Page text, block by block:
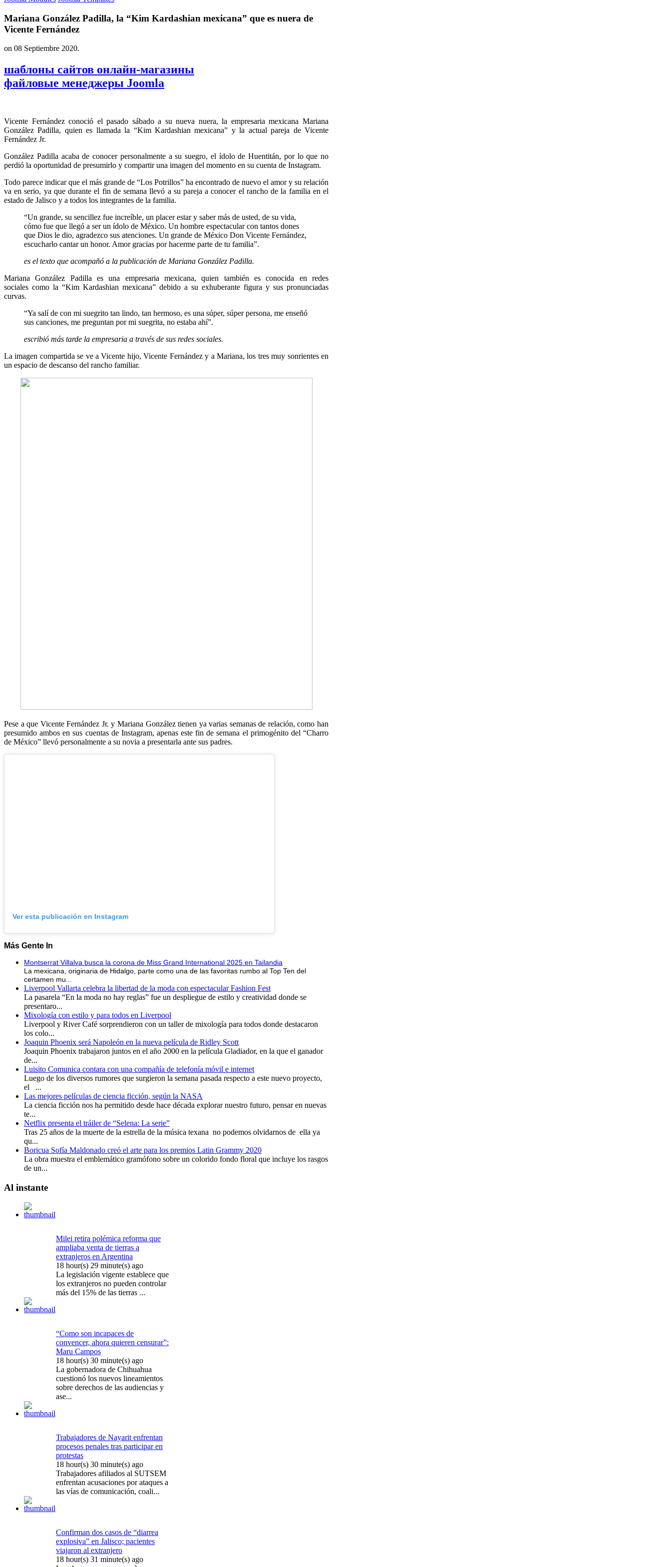
Mariana González Padilla, la “Kim Kardashian mexicana” que es nuera de
Vicente Fernández
on 08 Septiembre 2020.
шаблоны сайтов онлайн-магазины
файловые менеджеры Joomla
Vicente Fernández conoció el pasado sábado a su nueva nuera, la empresaria mexicana Mariana
González Padilla, quien es llamada la “Kim Kardashian mexicana” y la actual pareja de Vicente
Fernández Jr.
González Padilla acaba de conocer personalmente a su suegro, el ídolo de Huentitán, por lo que no
perdió la oportunidad de presumirlo y compartir una imagen del momento en su cuenta de Instagram.
Todo parece indicar que el más grande de “Los Potrillos” ha encontrado de nuevo el amor y su relación
va en serio, ya que durante el fin de semana llevó a su pareja a conocer el rancho de la familia en el
estado de Jalisco y a todos los integrantes de la familia.
“Un grande, su sencillez fue increíble, un placer estar y saber más de usted, de su vida,
cómo fue que llegó a ser un ídolo de México. Un hombre espectacular con tantos dones
que Dios le dio, agradezco sus atenciones. Un grande de México Don Vicente Fernández,
escucharlo cantar un honor. Amor gracias por hacerme parte de tu familia”.
es el texto que acompañó a la publicación de Mariana González Padilla.
Mariana González Padilla es una empresaria mexicana, quien también es conocida en redes
sociales como la “Kim Kardashian mexicana” debido a su exhuberante figura y sus pronunciadas
curvas.
“Ya salí de con mi suegrito tan lindo, tan hermoso, es una súper, súper persona, me enseñó
sus canciones, me preguntan por mi suegrita, no estaba ahí”.
escribió más tarde la empresaria a través de sus redes sociales.
La imagen compartida se ve a Vicente hijo, Vicente Fernández y a Mariana, los tres muy sonrientes en
un espacio de descanso del rancho familiar.
Pese a que Vicente Fernández Jr. y Mariana González tienen ya varias semanas de relación, como han
presumido ambos en sus cuentas de Instagram, apenas este fin de semana el primogénito del “Charro
de México” llevó personalmente a su novia a presentarla ante sus padres.
Ver esta publicación en Instagram
Más Gente In
Montserrat Villalva busca la corona de Miss Grand International 2025 en Tailandia
La mexicana, originaria de Hidalgo, parte como una de las favoritas rumbo al Top Ten del
certamen mu...
Liverpool Vallarta celebra la libertad de la moda con espectacular Fashion Fest
La pasarela “En la moda no hay reglas” fue un despliegue de estilo y creatividad donde se
presentaro...
Mixología con estilo y para todos en Liverpool
Liverpool y River Café sorprendieron con un taller de mixología para todos donde destacaron
los colo...
Joaquin Phoenix será Napoleón en la nueva película de Ridley Scott
Joaquin Phoenix trabajaron juntos en el año 2000 en la película Gladiador, en la que el ganador
de...
Luisito Comunica contara con una compañía de telefonía móvil e internet
Luego de los diversos rumores que surgieron la semana pasada respecto a este nuevo proyecto,
el ...
Las mejores películas de ciencia ficción, según la NASA
La ciencia ficción nos ha permitido desde hace década explorar nuestro futuro, pensar en nuevas
te...
Netflix presenta el tráiler de “Selena: La serie”
Tras 25 años de la muerte de la estrella de la música texana no podemos olvidarnos de ella ya
qu...
Boricua Sofía Maldonado creó el arte para los premios Latin Grammy 2020
La obra muestra el emblemático gramófono sobre un colorido fondo floral que incluye los rasgos
de un...
Al instante
Milei retira polémica reforma que
ampliaba venta de tierras a
extranjeros en Argentina
18 hour(s) 29 minute(s) ago
La legislación vigente establece que
los extranjeros no pueden controlar
más del 15% de las tierras ...
“Como son incapaces de
convencer, ahora quieren censurar”:
Maru Campos
18 hour(s) 30 minute(s) ago
La gobernadora de Chihuahua
cuestionó los nuevos lineamientos
sobre derechos de las audiencias y
ase...
Trabajadores de Nayarit enfrentan
procesos penales tras participar en
protestas
18 hour(s) 30 minute(s) ago
Trabajadores afiliados al SUTSEM
enfrentan acusaciones por ataques a
las vías de comunicación, coali...
Confirman dos casos de “diarrea
explosiva” en Jalisco; pacientes
viajaron al extranjero
18 hour(s) 31 minute(s) ago